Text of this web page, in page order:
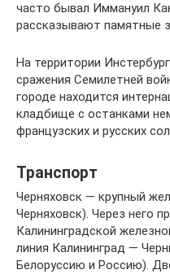
часто бывал Иммануил
рассказывают памятные
На территории
сражения Семилетней
городе находится
кладбище с останками
французских и русских
Транспорт
Черняховск — крупный
Черняховск). Через него
Калининградской
линия Калининград —
Белоруссию и Россию).